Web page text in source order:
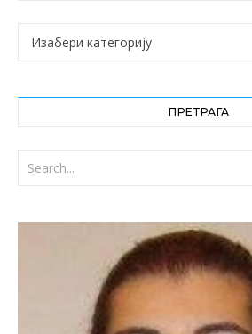
Категорије
ПРЕТРАГА